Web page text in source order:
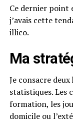
Ce dernier point
j’avais cette
illico.
Ma
Je consacre
statistiques. Les
formation, les
domicile ou